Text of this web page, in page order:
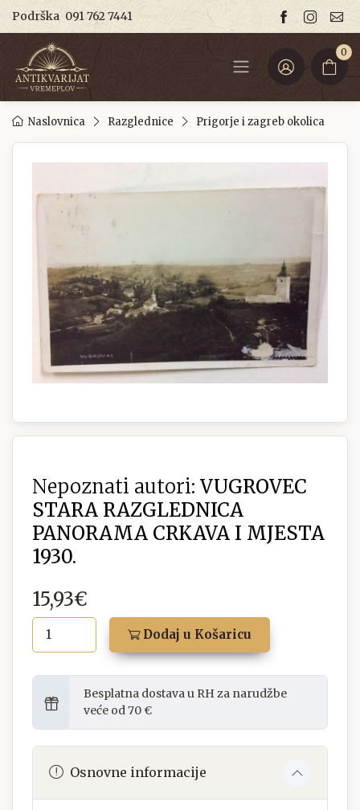
Podrška 091 762 7441
0
Naslovnica Razglednice Prigorje i zagreb okolica
Nepoznati autori: VUGROVEC
STARA RAZGLEDNICA
PANORAMA CRKAVA I MJESTA
1930.
15,93€
Dodaj u Košaricu
Besplatna dostava u RH za narudžbe
veće od 70 €
Osnovne informacije